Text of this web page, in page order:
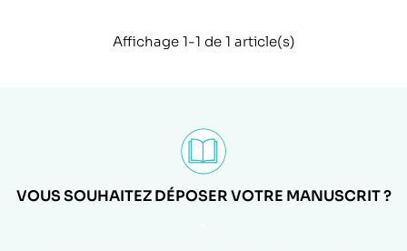
Affichage 1-1 de 1 article(s)
VOUS SOUHAITEZ DÉPOSER VOTRE MANUSCRIT ?